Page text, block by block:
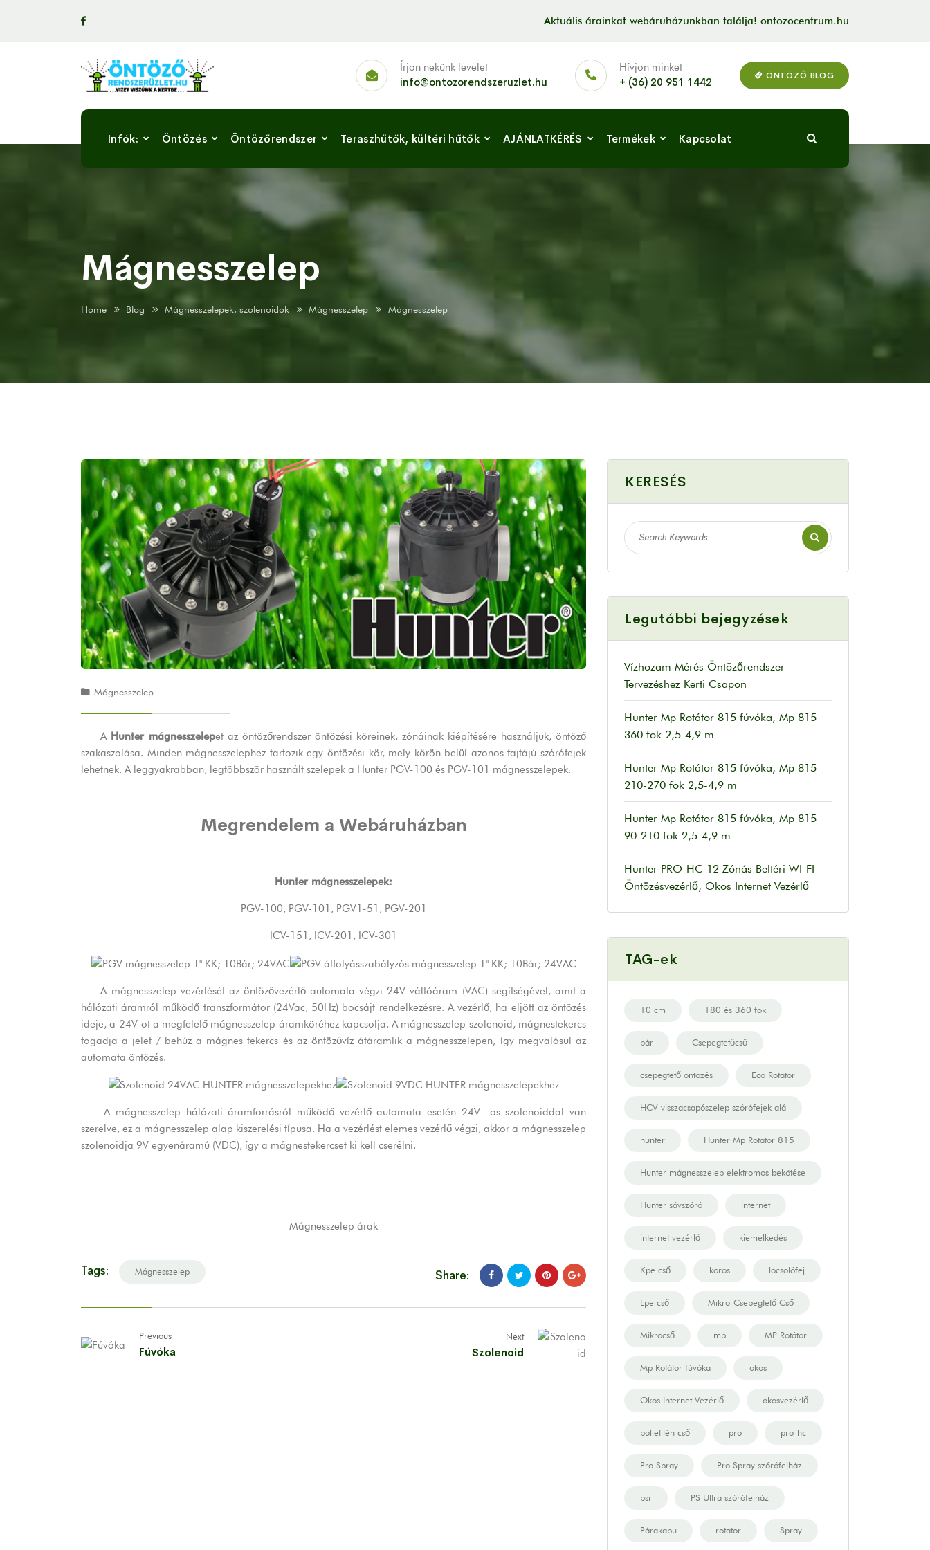
Aktuális árainkat webáruházunkban találja! ontozocentrum.hu
Írjon nekünk levelet
info@ontozorendszeruzlet.hu
Hívjon minket
+ (36) 20 951 1442 ÖNTÖZŐ BLOG
Infók: Öntözés Öntözőrendszer Teraszhűtők, kültéri hűtők AJÁNLATKÉRÉS Termékek Kapcsolat
Mágnesszelep
Home Blog Mágnesszelepek, szolenoidok Mágnesszelep Mágnesszelep
Mágnesszelep
A Hunter mágnesszelepet az öntözőrendszer öntözési köreinek, zónáinak kiépítésére használjuk, öntöző
szakaszolása. Minden mágnesszelephez tartozik egy öntözési kör, mely körön belül azonos fajtájú szórófejek
lehetnek. A leggyakrabban, legtöbbször használt szelepek a Hunter PGV-100 és PGV-101 mágnesszelepek.
Megrendelem a Webáruházban
Hunter mágnesszelepek:
PGV-100, PGV-101 , PGV1-51 , PGV-201
ICV-151 , ICV-201 , ICV-301
A mágnesszelep vezérlését az öntözővezérlő automata végzi 24V váltóáram (VAC) segítségével, amit a
hálózati áramról működő transzformátor (24Vac, 50Hz) bocsájt rendelkezésre. A vezérlő, ha eljött az öntözés
ideje, a 24V-ot a megfelelő mágnesszelep áramköréhez kapcsolja. A mágnesszelep szolenoid, mágnestekercs
fogadja a jelet / behúz a mágnes tekercs és az öntözővíz átáramlik a mágnesszelepen, így megvalósul az
automata öntözés.
A mágnesszelep hálózati áramforrásról működő vezérlő automata esetén 24V -os szolenoiddal van
szerelve, ez a mágnesszelep alap kiszerelési típusa. Ha a vezérlést elemes vezérlő végzi, akkor a mágnesszelep
szolenoidja 9V egyenáramú (VDC), így a mágnestekercset ki kell cserélni.
Mágnesszelep árak
Tags: Mágnesszelep Share:
Previous
Fúvóka
Next
Szolenoid
KERESÉS
Legutóbbi bejegyzések
Vízhozam Mérés Öntözőrendszer
Tervezéshez Kerti Csapon
Hunter Mp Rotátor 815 fúvóka, Mp 815
360 fok 2,5-4,9 m
Hunter Mp Rotátor 815 fúvóka, Mp 815
210-270 fok 2,5-4,9 m
Hunter Mp Rotátor 815 fúvóka, Mp 815
90-210 fok 2,5-4,9 m
Hunter PRO-HC 12 Zónás Beltéri WI-FI
Öntözésvezérlő, Okos Internet Vezérlő
TAG-ek
10 cm 180 és 360 fok
bár Csepegtetőcső
csepegtető öntözés Eco Rotator
HCV visszacsapószelep szórófejek alá
hunter Hunter Mp Rotator 815
Hunter mágnesszelep elektromos bekötése
Hunter sávszóró internet
internet vezérlő kiemelkedés
Kpe cső körös locsolófej
Lpe cső Mikro-Csepegtető Cső
Mikrocső mp MP Rotátor
Mp Rotátor fúvóka okos
Okos Internet Vezérlő okosvezérlő
polietilén cső pro pro-hc
Pro Spray Pro Spray szórófejház
psr PS Ultra szórófejház
Párakapu rotator Spray